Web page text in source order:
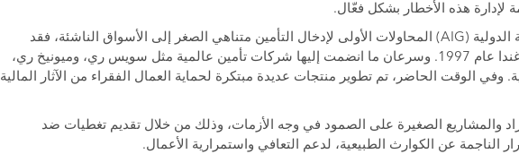
لإدارة هذه الأخطار بشكل فعّال.
بدأت شركة المجموعة الأمريكية الدولية (AIG) المحاولات الأولى لإدخال التأمين متناهي الصغر إلى الأسواق الناشئة، فقد
أطلقت منتجاتها الجديدة في أوغندا عام 1997. وسرعان ما انضمت إليها شركات تأمين عالمية مثل سويس ري، وميونيخ ري،
وفي الوقت الحاضر، تم تطوير منتجات عديدة مبتكرة لحماية العمال الفقراء من الآثار المالية
والمشاريع الصغيرة على الصمود في وجه الأزمات، وذلك من خلال تقديم تغطيات ضد
الناجمة عن الكوارث الطبيعية، لدعم التعافي واستمرارية الأعمال.